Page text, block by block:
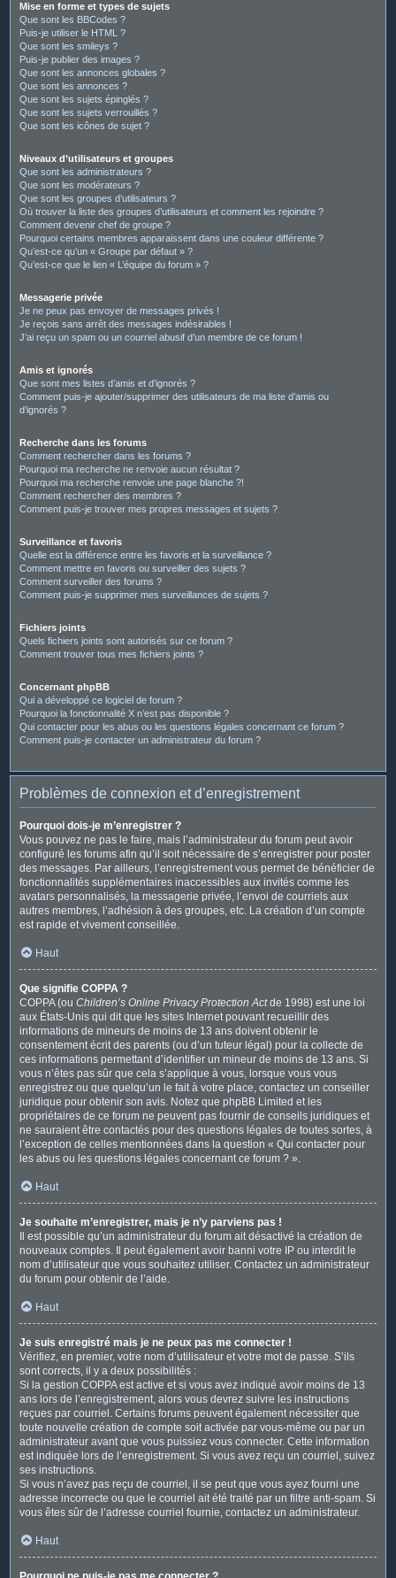
Mise en forme et types de sujets
Que sont les BBCodes ?
Puis-je utiliser le HTML ?
Que sont les smileys ?
Puis-je publier des images ?
Que sont les annonces globales ?
Que sont les annonces ?
Que sont les sujets épinglés ?
Que sont les sujets verrouillés ?
Que sont les icônes de sujet ?
Niveaux d’utilisateurs et groupes
Que sont les administrateurs ?
Que sont les modérateurs ?
Que sont les groupes d’utilisateurs ?
Où trouver la liste des groupes d’utilisateurs et comment les rejoindre ?
Comment devenir chef de groupe ?
Pourquoi certains membres apparaissent dans une couleur différente ?
Qu’est-ce qu’un « Groupe par défaut » ?
Qu’est-ce que le lien « L’équipe du forum » ?
Messagerie privée
Je ne peux pas envoyer de messages privés !
Je reçois sans arrêt des messages indésirables !
J’ai reçu un spam ou un courriel abusif d’un membre de ce forum !
Amis et ignorés
Que sont mes listes d’amis et d’ignorés ?
Comment puis-je ajouter/supprimer des utilisateurs de ma liste d’amis ou
d’ignorés ?
Recherche dans les forums
Comment rechercher dans les forums ?
Pourquoi ma recherche ne renvoie aucun résultat ?
Pourquoi ma recherche renvoie une page blanche ?!
Comment rechercher des membres ?
Comment puis-je trouver mes propres messages et sujets ?
Surveillance et favoris
Quelle est la différence entre les favoris et la surveillance ?
Comment mettre en favoris ou surveiller des sujets ?
Comment surveiller des forums ?
Comment puis-je supprimer mes surveillances de sujets ?
Fichiers joints
Quels fichiers joints sont autorisés sur ce forum ?
Comment trouver tous mes fichiers joints ?
Concernant phpBB
Qui a développé ce logiciel de forum ?
Pourquoi la fonctionnalité X n’est pas disponible ?
Qui contacter pour les abus ou les questions légales concernant ce forum ?
Comment puis-je contacter un administrateur du forum ?
Problèmes de connexion et d’enregistrement
Pourquoi dois-je m’enregistrer ?
Vous pouvez ne pas le faire, mais l’administrateur du forum peut avoir
configuré les forums afin qu’il soit nécessaire de s’enregistrer pour poster
des messages. Par ailleurs, l’enregistrement vous permet de bénéficier de
fonctionnalités supplémentaires inaccessibles aux invités comme les
avatars personnalisés, la messagerie privée, l’envoi de courriels aux
autres membres, l’adhésion à des groupes, etc. La création d’un compte
est rapide et vivement conseillée.
Haut
Que signifie COPPA ?
COPPA (ou Children’s Online Privacy Protection Actde 1998) est une loi
aux États-Unis qui dit que les sites Internet pouvant recueillir des
informations de mineurs de moins de 13 ans doivent obtenir le
consentement écrit des parents (ou d’un tuteur légal) pour la collecte de
ces informations permettant d’identifier un mineur de moins de 13 ans. Si
vous n’êtes pas sûr que cela s’applique à vous, lorsque vous vous
enregistrez ou que quelqu’un le fait à votre place, contactez un conseiller
juridique pour obtenir son avis. Notez que phpBB Limited et les
propriétaires de ce forum ne peuvent pas fournir de conseils juridiques et
ne sauraient être contactés pour des questions légales de toutes sortes, à
l’exception de celles mentionnées dans la question « Qui contacter pour
les abus ou les questions légales concernant ce forum ? ».
Haut
Je souhaite m’enregistrer, mais je n’y parviens pas !
Il est possible qu’un administrateur du forum ait désactivé la création de
nouveaux comptes. Il peut également avoir banni votre IP ou interdit le
nom d’utilisateur que vous souhaitez utiliser. Contactez un administrateur
du forum pour obtenir de l’aide.
Haut
Je suis enregistré mais je ne peux pas me connecter !
Vérifiez, en premier, votre nom d’utilisateur et votre mot de passe. S’ils
sont corrects, il y a deux possibilités :
Si la gestion COPPA est active et si vous avez indiqué avoir moins de 13
ans lors de l’enregistrement, alors vous devrez suivre les instructions
reçues par courriel. Certains forums peuvent également nécessiter que
toute nouvelle création de compte soit activée par vous-même ou par un
administrateur avant que vous puissiez vous connecter. Cette information
est indiquée lors de l’enregistrement. Si vous avez reçu un courriel, suivez
ses instructions.
Si vous n’avez pas reçu de courriel, il se peut que vous ayez fourni une
adresse incorrecte ou que le courriel ait été traité par un filtre anti-spam. Si
vous êtes sûr de l’adresse courriel fournie, contactez un administrateur.
Haut